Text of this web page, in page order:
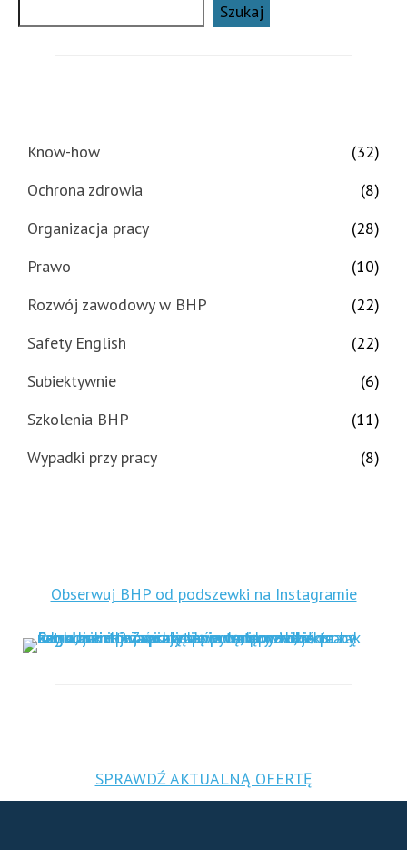
Szukaj
Know-how
(32)
Ochrona zdrowia
(8)
Organizacja pracy
(28)
Prawo
(10)
Rozwój zawodowy w BHP
(22)
Safety English
(22)
Subiektywnie
(6)
Szkolenia BHP
(11)
Wypadki przy pracy
(8)
Obserwuj BHP od podszewki na Instagramie
SPRAWDŹ AKTUALNĄ OFERTĘ